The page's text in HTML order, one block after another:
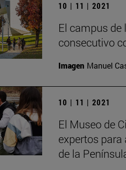
10 | 11 | 2021
El campus
consecutivo
Imagen Manuel
10 | 11 | 2021
El Museo de
expertos
de la